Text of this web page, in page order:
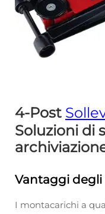
4-Post
Soluzioni di
Vantaggi degli
I montacarichi a